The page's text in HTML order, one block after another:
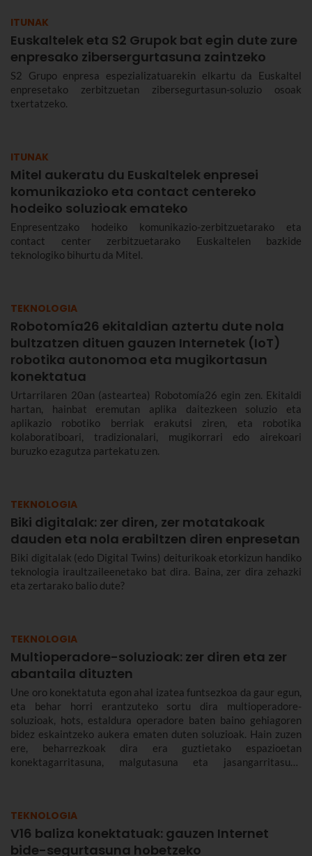
ITUNAK
Euskaltelek eta S2 Grupok bat egin dute zure
enpresako zibersergurtasuna zaintzeko
S2 Grupo enpresa espezializatuarekin elkartu da Euskaltel
enpresetako zerbitzuetan zibersegurtasun-soluzio osoak
txertatzeko.
ITUNAK
Mitel aukeratu du Euskaltelek enpresei
komunikazioko eta contact centereko
hodeiko soluzioak emateko
Enpresentzako hodeiko komunikazio-zerbitzuetarako eta
contact center zerbitzuetarako Euskaltelen bazkide
teknologiko bihurtu da Mitel.
TEKNOLOGIA
Robotomía26 ekitaldian aztertu dute nola
bultzatzen dituen gauzen Internetek (IoT)
robotika autonomoa eta mugikortasun
konektatua
Urtarrilaren 20an (asteartea) Robotomía26 egin zen. Ekitaldi
hartan, hainbat eremutan aplika daitezkeen soluzio eta
aplikazio robotiko berriak erakutsi ziren, eta robotika
kolaboratiboari, tradizionalari, mugikorrari edo airekoari
buruzko ezagutza partekatu zen.
TEKNOLOGIA
Biki digitalak: zer diren, zer motatakoak
dauden eta nola erabiltzen diren enpresetan
Biki digitalak (edo Digital Twins) deiturikoak etorkizun handiko
teknologia iraultzaileenetako bat dira. Baina, zer dira zehazki
eta zertarako balio dute?
TEKNOLOGIA
Multioperadore-soluzioak: zer diren eta zer
abantaila dituzten
Une oro konektatuta egon ahal izatea funtsezkoa da gaur egun,
eta behar horri erantzuteko sortu dira multioperadore-
soluzioak, hots, estaldura operadore baten baino gehiagoren
bidez eskaintzeko aukera ematen duten soluzioak. Hain zuzen
ere, beharrezkoak dira era guztietako espazioetan
konektagarritasuna, malgutasuna eta jasangarritasuna
TEKNOLOGIA
V16 baliza konektatuak: gauzen Internet
bide-segurtasuna hobetzeko